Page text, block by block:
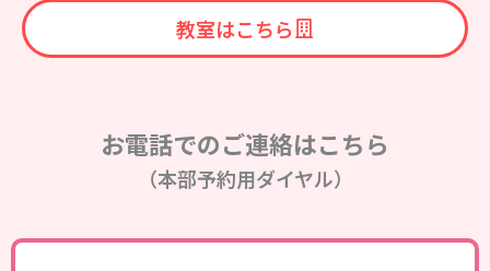
教室はこちら
お電話でのご連絡はこちら
（本部予約用ダイヤル）